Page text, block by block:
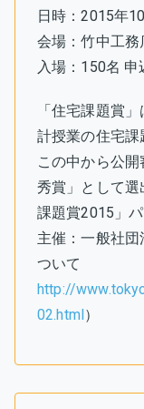
日時：2015年
会場：竹中工
入場：150名
「住宅課題賞
計授業の住宅
この中から公
秀賞」として
課題賞2015」
主催：一般社
ついて
http://
02.html ）